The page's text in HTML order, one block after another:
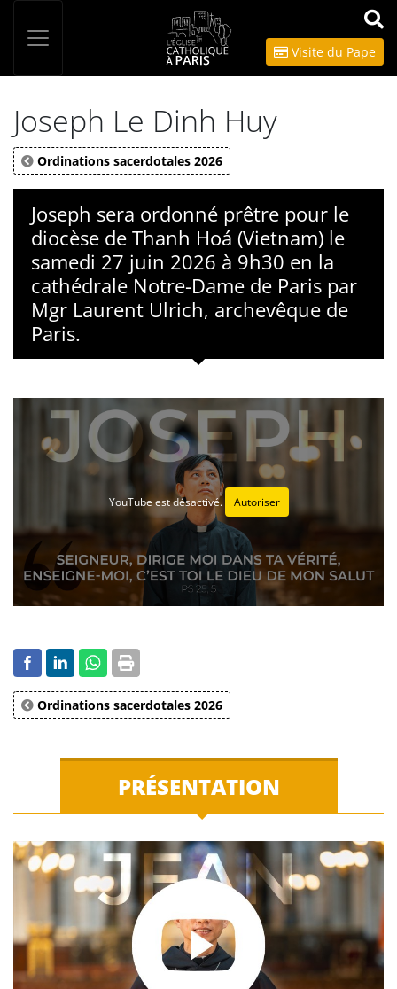
OK
Visite du Pape
Joseph Le Dinh Huy
Ordinations sacerdotales 2026
Joseph sera ordonné prêtre pour le
diocèse de Thanh Hoá (Vietnam) le
samedi 27 juin 2026 à 9h30 en la
cathédrale Notre-Dame de Paris par
Mgr Laurent Ulrich, archevêque de
Paris.
YouTube est désactivé. Autoriser
Ordinations sacerdotales 2026
PRÉSENTATION
Panneau de gestion des cookies